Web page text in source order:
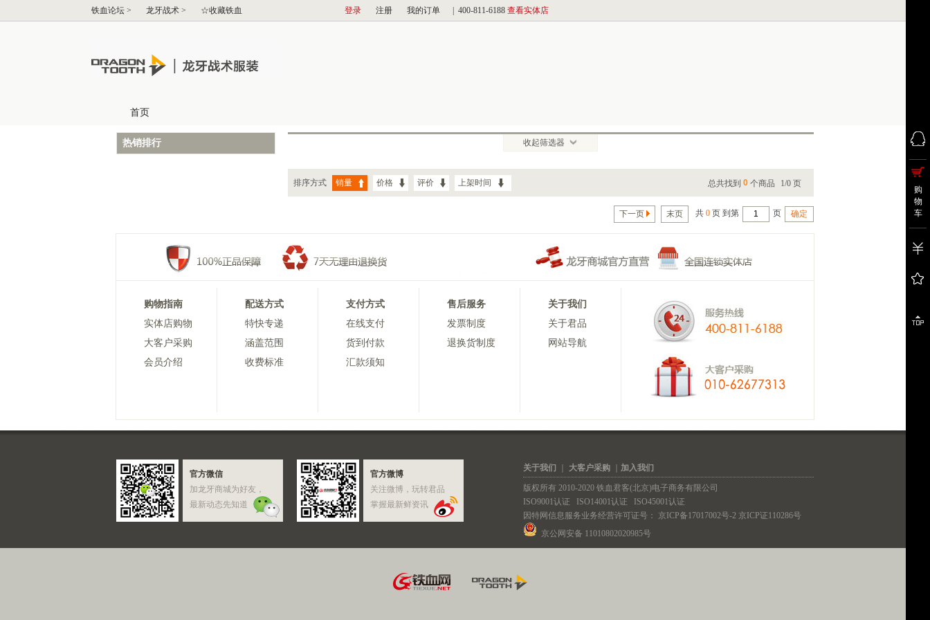
收起筛选器
排序方式 销量 价格 评价 上架时间 总共找到 0 个商品 1/0 页
下一页 末页 共 0 页 到第 页
热销排行
购
物
车
购物指南
实体店购物
大客户采购
会员介绍
配送方式
特快专递
涵盖范围
收费标准
支付方式
在线支付
货到付款
汇款须知
售后服务
发票制度
退换货制度
关于我们
关于君品
网站导航
官方微信
加龙牙商城为好友，
最新动态先知道
官方微博
关注微博，玩转君品
掌握最新鲜资讯
关于我们 大客户采购 加入我们
版权所有 2010-2020 铁血君客(北京)电子商务有限公司
ISO9001认证
ISO14001认证
ISO45001认证
因特网信息服务业务经营许可证号： 京ICP备17017002号-2 京ICP证110286号
京公网安备 11010802020985号